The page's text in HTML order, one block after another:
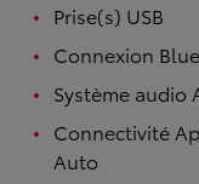
Prise(s) USB
Connexion
Système audio
Connectivité
Auto